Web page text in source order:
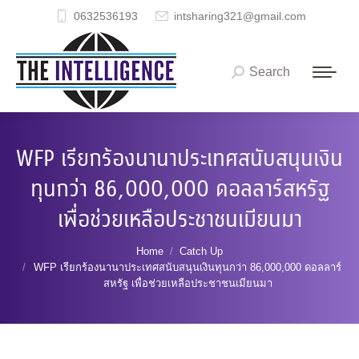
0632536193 intsharing321@gmail.com
Search:
Search
WFP เรียกร้องนานาประเทศสนับสนุนเงิน
ทุนกว่า 86,000,000 ดอลลาร์สหรัฐ
เพื่อช่วยเหลือประชาชนเมียนมา
Home
Catch Up
WFP เรียกร้องนานาประเทศสนับสนุนเงินทุนกว่า 86,000,000 ดอลลาร์
สหรัฐ เพื่อช่วยเหลือประชาชนเมียนมา